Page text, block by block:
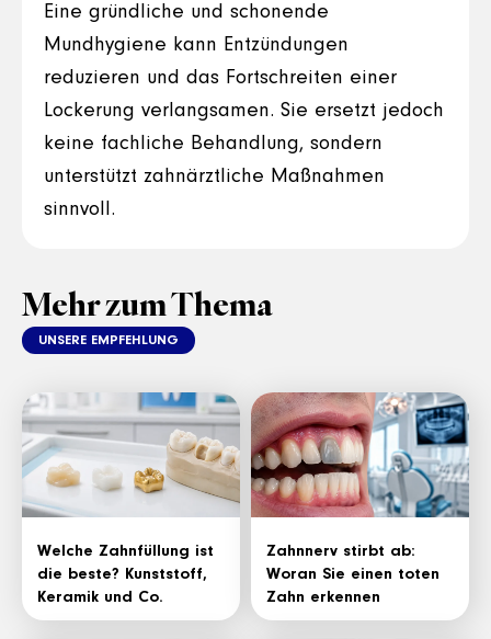
Eine gründliche und schonende
Mundhygiene kann Entzündungen
reduzieren und das Fortschreiten einer
Lockerung verlangsamen. Sie ersetzt jedoch
keine fachliche Behandlung, sondern
unterstützt zahnärztliche Maßnahmen
sinnvoll.
Mehr zum Thema
UNSERE EMPFEHLUNG
Welche Zahnfüllung ist
die beste? Kunststoff,
Keramik und Co.
Zahnnerv stirbt ab:
Woran Sie einen toten
Zahn erkennen